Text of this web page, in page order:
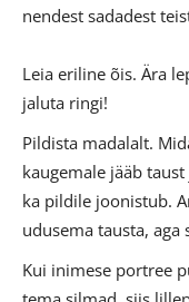
nendest sadadest
Leia eriline õis. Ära
jaluta ringi!
Pildista madalalt.
kaugemale jääb
ka pildile joonistub.
udusema tausta, aga
Kui inimese portree